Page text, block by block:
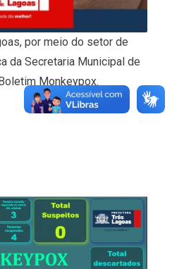
por meio do setor de
da Secretaria Municipal de
Monkeypox.